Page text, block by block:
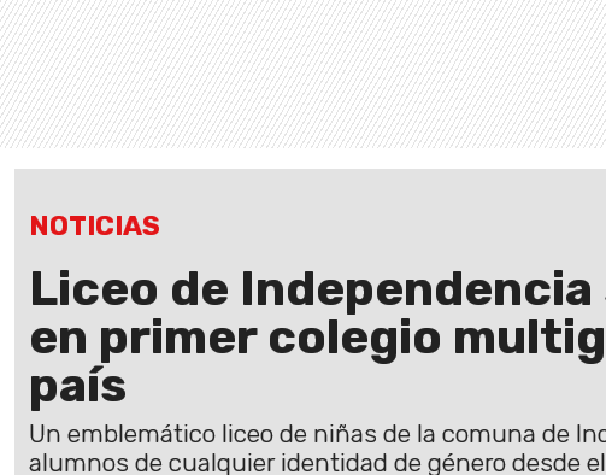
NOTICIAS
Liceo de
en primer colegio
país
Un emblemático liceo de niñas de la comuna de
alumnos de cualquier identidad de género desde